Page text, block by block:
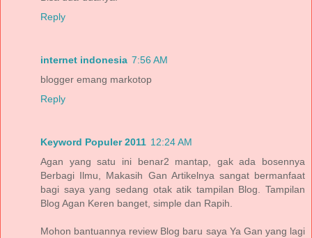
Reply
internet indonesia 7:56 AM
blogger emang markotop
Reply
Keyword Populer 2011 12:24 AM
Agan yang satu ini benar2 mantap, gak ada bosennya
Berbagi Ilmu, Makasih Gan Artikelnya sangat bermanfaat
bagi saya yang sedang otak atik tampilan Blog. Tampilan
Blog Agan Keren banget, simple dan Rapih.
Mohon bantuannya review Blog baru saya Ya Gan yang lagi